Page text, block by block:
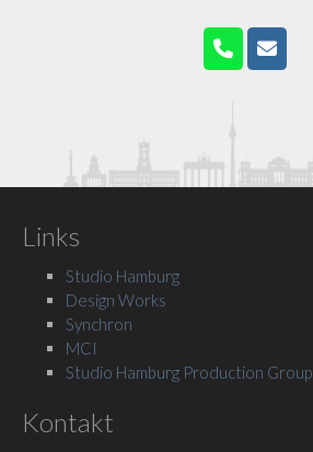
Links
Studio Hamburg
Design Works
Synchron
MCI
Studio Hamburg Production Group
Kontakt